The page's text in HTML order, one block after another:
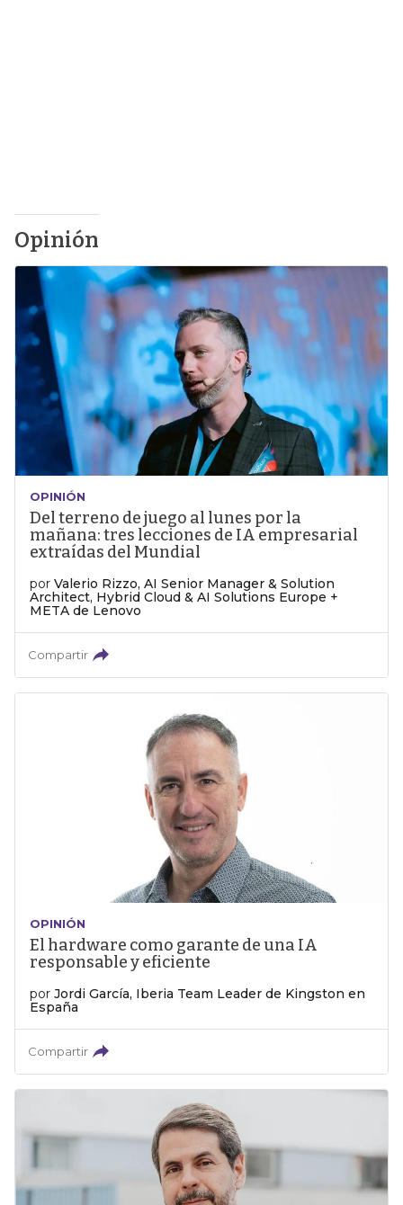
Opinión
OPINIÓN
Del terreno de juego al lunes por la
mañana: tres lecciones de IA empresarial
extraídas del Mundial
por Valerio Rizzo, AI Senior Manager & Solution
Architect, Hybrid Cloud & AI Solutions Europe +
META de Lenovo
Compartir
OPINIÓN
El hardware como garante de una IA
responsable y eficiente
por Jordi García, Iberia Team Leader de Kingston en
España
Compartir